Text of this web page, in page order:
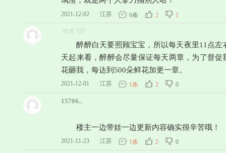
2021-12-02 · 江苏 0条 2 1
作者 VIP
醉醉白天要照顾宝宝，所以每天夜里11点左
天起来看，醉醉会尽量保证每天两章，为了督
花砸我，每达到500朵鲜花加更一章。
2021-12-01 · 江苏 1条 2 0
15706..
楼主一边带娃一边更新内容确实很辛苦哦！
2021-11-23 · 江苏 1条 2 0